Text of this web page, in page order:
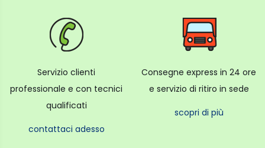
Servizio clienti
professionale e con tecnici
qualificati
contattaci adesso
Consegne express in 24 ore
e servizio di ritiro in sede
scopri di più